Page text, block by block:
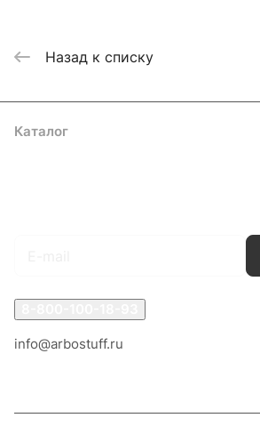
Назад к списку
Каталог
info@arbostuff.ru